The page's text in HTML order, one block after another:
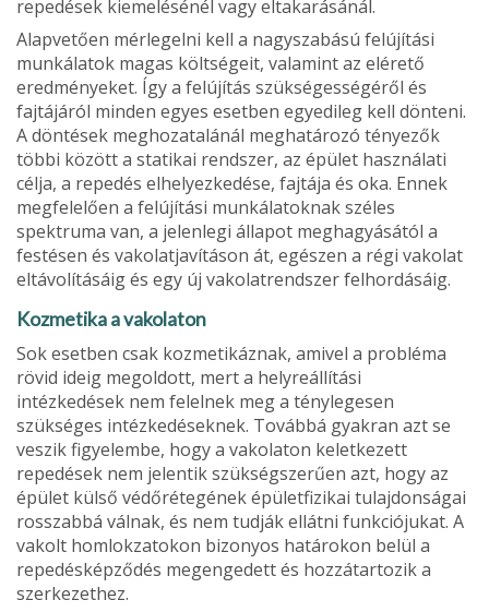
repedések kiemelésénél vagy eltakarásánál.
Alapvetően mérlegelni kell a nagyszabású felújí­tási
munkálatok magas költségeit, valamint az elér­ető
eredményeket. Így a felújítás szükségességéről és
fajtájáról minden egyes esetben egyedileg kell dönteni.
A döntések meghozatalánál meghatározó tényezők
többi között a statikai rendszer, az épület használati
célja, a repedés elhelyezkedése, fajtája és oka. Ennek
megfelelően a felújítási munkálatoknak széles
spektruma van, a jelenlegi állapot meghagyá­sától a
festésen és vakolatjavításon át, egészen a régi vakolat
eltávolításáig és egy új vakolatrendszer felhordásáig.
Kozmetika a vakolaton
Sok esetben csak kozmetikáznak, amivel a probléma
rövid ideig megoldott, mert a helyreállí­tási
intézkedések nem felelnek meg a ténylegesen
szükséges intézkedéseknek. Továbbá gyakran azt se
veszik figyelembe, hogy a vakolaton keletkezett
repedések nem jelentik szükségszerűen azt, hogy az
épület külső védőrétegének épületfizikai tulaj­donságai
rosszabbá válnak, és nem tudják ellátni funkciójukat. A
vakolt homlokzatokon bizonyos határokon belül a
repedésképződés megenge­dett és hozzátartozik a
szerkezethez.